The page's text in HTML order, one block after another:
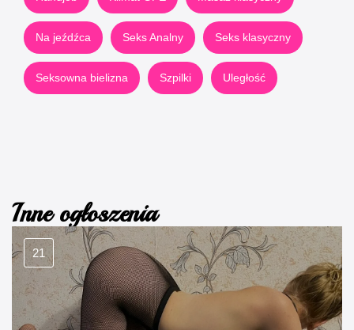
Na jeźdźca Seks Analny Seks klasyczny
Seksowna bielizna Szpilki Uległość
Inne ogłoszenia
21